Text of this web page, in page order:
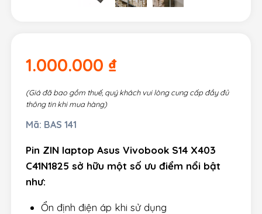
1.000.000 ₫
(Giá đã bao gồm thuế, quý khách vui lòng cung cấp đầy đủ
thông tin khi mua hàng)
Mã: BAS 141
Pin ZIN laptop Asus Vivobook S14 X403
C41N1825 sở hữu một số ưu điểm nổi bật
như:
Ổn định điện áp khi sử dụng